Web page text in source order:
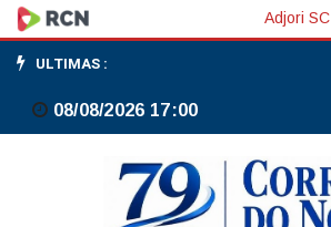
Prefeitura
de
Canoinhas
Adjori SC
ULTIMAS :
08/08/2026 17:00